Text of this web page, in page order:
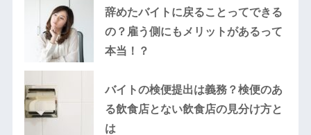
辞めたバイトに戻ることってできる
の？雇う側にもメリットがあるって
本当！？
バイトの検便提出は義務？検便のあ
る飲食店とない飲食店の見分け方と
は